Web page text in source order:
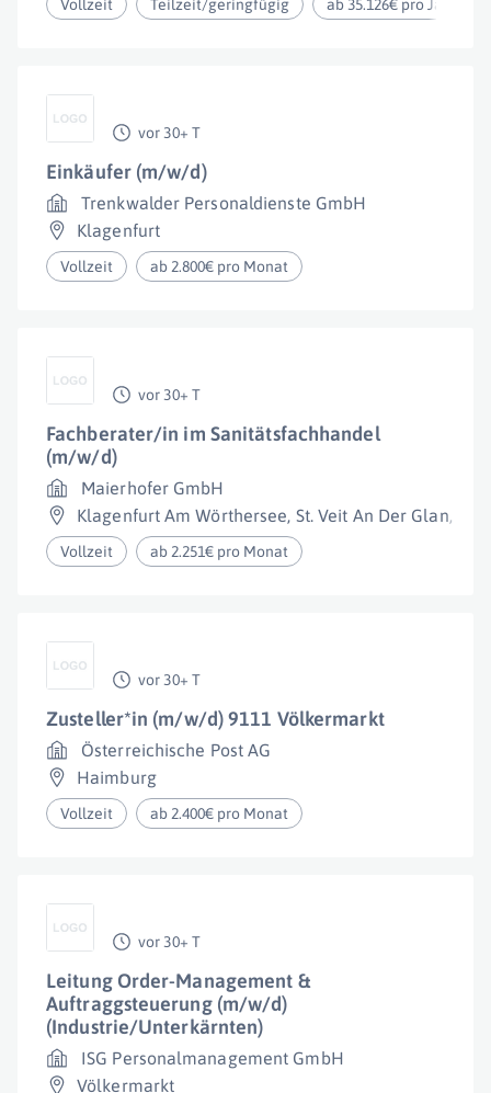
Vollzeit Teilzeit/geringfügig ab 35.126€ pro Jahr
vor 30+ T
Einkäufer (m/w/d)
Trenkwalder Personaldienste GmbH
Klagenfurt
Vollzeit ab 2.800€ pro Monat
vor 30+ T
Fachberater/in im Sanitätsfachhandel
(m/w/d)
Maierhofer GmbH
Klagenfurt Am Wörthersee, St. Veit An Der Glan,
Vollzeit ab 2.251€ pro Monat
vor 30+ T
Zusteller*in (m/w/d) 9111 Völkermarkt
Österreichische Post AG
Haimburg
Vollzeit ab 2.400€ pro Monat
vor 30+ T
Leitung Order-Management &
Auftraggsteuerung (m/w/d)
(Industrie/Unterkärnten)
ISG Personalmanagement GmbH
Völkermarkt